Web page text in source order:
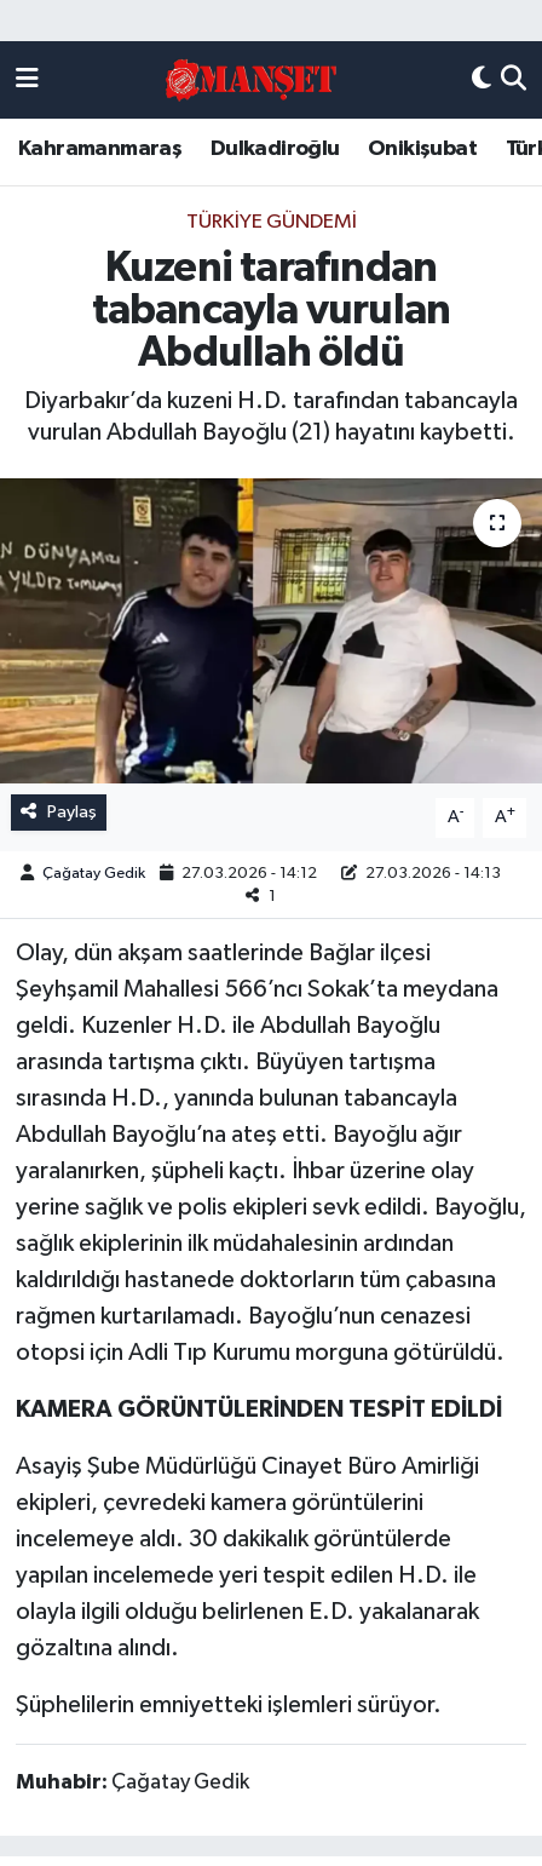
Kahramanmaraş Dulkadiroğlu Onikişubat
TÜRKIYE GÜNDEMI
Kuzeni tarafından
tabancayla vurulan
Abdullah öldü
Diyarbakır’da kuzeni H.D. tarafından tabancayla
vurulan Abdullah Bayoğlu (21) hayatını kaybetti.
Paylaş A- A+
Çağatay Gedik 27.03.2026 - 14:12
27.03.2026 - 14:13
1
Olay, dün akşam saatlerinde Bağlar ilçesi
Şeyhşamil Mahallesi 566’ncı Sokak’ta meydana
geldi. Kuzenler H.D. ile Abdullah Bayoğlu
arasında tartışma çıktı. Büyüyen tartışma
sırasında H.D., yanında bulunan tabancayla
Abdullah Bayoğlu’na ateş etti. Bayoğlu ağır
yaralanırken, şüpheli kaçtı. İhbar üzerine olay
yerine sağlık ve polis ekipleri sevk edildi. Bayoğlu,
sağlık ekiplerinin ilk müdahalesinin ardından
kaldırıldığı hastanede doktorların tüm çabasına
rağmen kurtarılamadı. Bayoğlu’nun cenazesi
otopsi için Adli Tıp Kurumu morguna götürüldü.
KAMERA GÖRÜNTÜLERİNDEN TESPİT EDİLDİ
Asayiş Şube Müdürlüğü Cinayet Büro Amirliği
ekipleri, çevredeki kamera görüntülerini
incelemeye aldı. 30 dakikalık görüntülerde
yapılan incelemede yeri tespit edilen H.D. ile
olayla ilgili olduğu belirlenen E.D. yakalanarak
gözaltına alındı.
Şüphelilerin emniyetteki işlemleri sürüyor.
Muhabir: Çağatay Gedik
DULKADİROĞLU
KAHRAMANMARAŞ
ONİKİŞUBAT
ÖZEL HABER
Künye
Kahramanmaraş Nöbetçi Eczaneler
Kahramanmaraş Hava Durumu
Kahramanmaraş Trafik Yoğunluk Haritası
Süper Lig Puan Durumu ve Fikstür
Tüm Manşetler
Son Dakika Haberleri